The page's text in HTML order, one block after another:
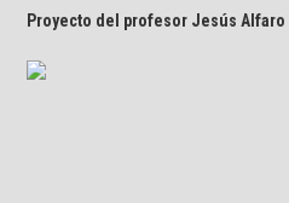
Proyecto del profesor Jesús